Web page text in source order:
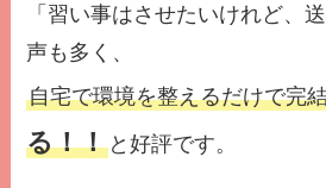
「習い事はさせたいけれど、
声も多く、
自宅で環境を整えるだけで完
る！！ と好評です。